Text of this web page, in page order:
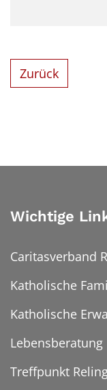
Zurück
Wichtige
Caritasverband
Katholische
Katholische
Lebensberatung
Treffpunkt